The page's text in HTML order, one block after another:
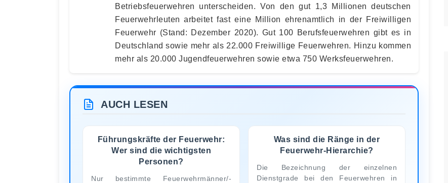
Betriebsfeuerwehren unterscheiden. Von den gut 1,3 Millionen deutschen
Feuerwehrleuten arbeitet fast eine Million ehrenamtlich in der Freiwilligen
Feuerwehr (Stand: Dezember 2020). Gut 100 Berufsfeuerwehren gibt es in
Deutschland sowie mehr als 22.000 Freiwillige Feuerwehren. Hinzu kommen
mehr als 20.000 Jugendfeuerwehren sowie etwa 750 Werksfeuerwehren.
AUCH LESEN
Führungskräfte der Feuerwehr:
Wer sind die wichtigsten
Personen?
Nur bestimmte Feuerwehrmänner/-
Was sind die Ränge in der
Feuerwehr-Hierarchie?
Die Bezeichnung der einzelnen
Dienstgrade bei den Feuerwehren in